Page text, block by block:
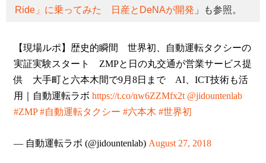
Ride」に乗ってみた 日産とDeNAが開発 」も参照。
【現場ルポ】歴史的瞬間 世界初、自動運転タクシーの
実証実験スタート ZMPと日の丸交通が営業サービス提
供 大手町と六本木間で9月8日まで AI、ICT技術も活
用｜自動運転ラボ https://t.co/nw6ZZMfx2t @jidountenlab
#ZMP #自動運転タクシー #六本木 #世界初
— 自動運転ラボ (@jidountenlab) August 27, 2018